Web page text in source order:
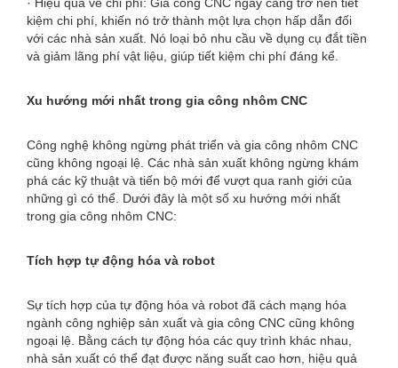
kiệm chi phí, khiến nó trở thành một lựa chọn hấp dẫn đối
với các nhà sản xuất. Nó loại bỏ nhu cầu về dụng cụ đắt tiền
và giảm lãng phí vật liệu, giúp tiết kiệm chi phí đáng kể.
Xu hướng mới nhất trong gia công nhôm CNC
Công nghệ không ngừng phát triển và gia công nhôm CNC
cũng không ngoại lệ. Các nhà sản xuất không ngừng khám
phá các kỹ thuật và tiến bộ mới để vượt qua ranh giới của
những gì có thể. Dưới đây là một số xu hướng mới nhất
trong gia công nhôm CNC:
Tích hợp tự động hóa và robot
Sự tích hợp của tự động hóa và robot đã cách mạng hóa
ngành công nghiệp sản xuất và gia công CNC cũng không
ngoại lệ. Bằng cách tự động hóa các quy trình khác nhau,
nhà sản xuất có thể đạt được năng suất cao hơn, hiệu quả